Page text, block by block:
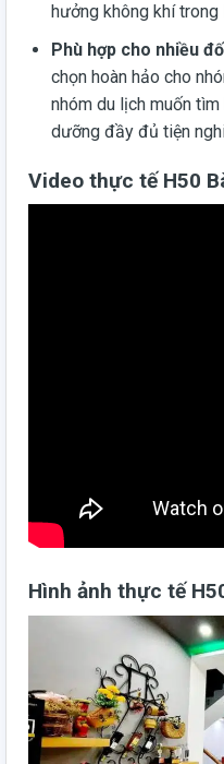
hưởng không khí trong
Phù hợp cho nhiều
chọn hoàn hảo cho
nhóm du lịch muốn
dưỡng đầy đủ tiện
Video thực tế H50
Hình ảnh thực tế